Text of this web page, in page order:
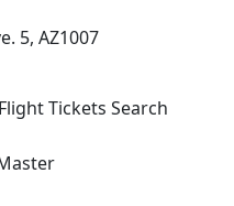
5, AZ1007
Tickets Search